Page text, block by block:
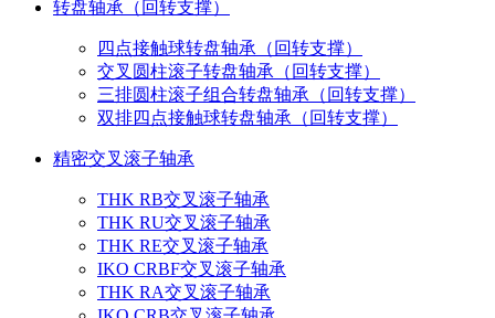
转盘轴承（回转支撑）
四点接触球转盘轴承（回转支撑）
交叉圆柱滚子转盘轴承（回转支撑）
三排圆柱滚子组合转盘轴承（回转支撑）
双排四点接触球转盘轴承（回转支撑）
精密交叉滚子轴承
THK RB交叉滚子轴承
THK RU交叉滚子轴承
THK RE交叉滚子轴承
IKO CRBF交叉滚子轴承
THK RA交叉滚子轴承